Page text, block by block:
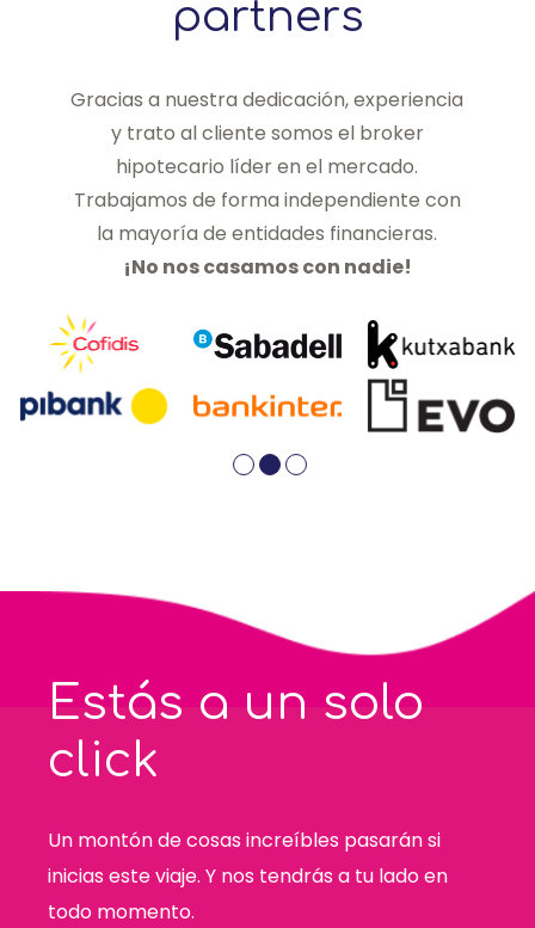
partners
Gracias a nuestra dedicación, experiencia
y trato al cliente somos el broker
hipotecario líder en el mercado.
Trabajamos de forma independiente con
la mayoría de entidades financieras.
¡No nos casamos con nadie!
Estás a un solo
click
Un montón de cosas increíbles pasarán si
inicias este viaje. Y nos tendrás a tu lado en
todo momento.